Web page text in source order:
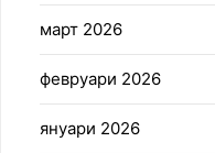
март 2026
февруари 2026
януари 2026